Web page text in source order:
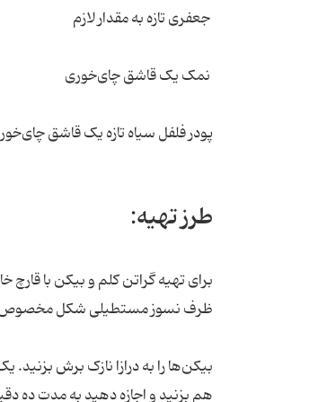
جعفری تازه به مقدار لازم
نمک یک قاشق چای‌خوری
پودر فلفل سیاه تازه یک قاشق
طرز تهیه:
ظرف نسوز مستطیلی شکل مخصوص فر
بیکن‌ها را به درازا نازک برش
هم بزنید و اجازه دهید به مدت ده